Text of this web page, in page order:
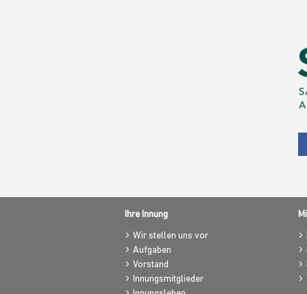
Ihre Innung
Wir stellen uns vor
Aufgaben
Vorstand
Innungsmitglieder